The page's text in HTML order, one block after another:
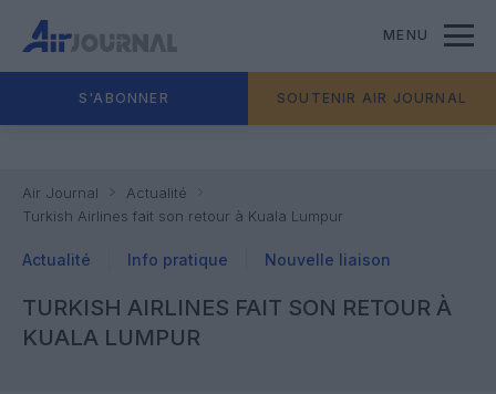
MENU
S'ABONNER SOUTENIR AIR JOURNAL
Air Journal
Actualité
Turkish Airlines fait son retour à Kuala Lumpur
Actualité Info pratique Nouvelle liaison
TURKISH AIRLINES FAIT SON RETOUR À
KUALA LUMPUR